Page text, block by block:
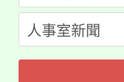
代理(課)
轉知中國
《TA101
程，歡迎